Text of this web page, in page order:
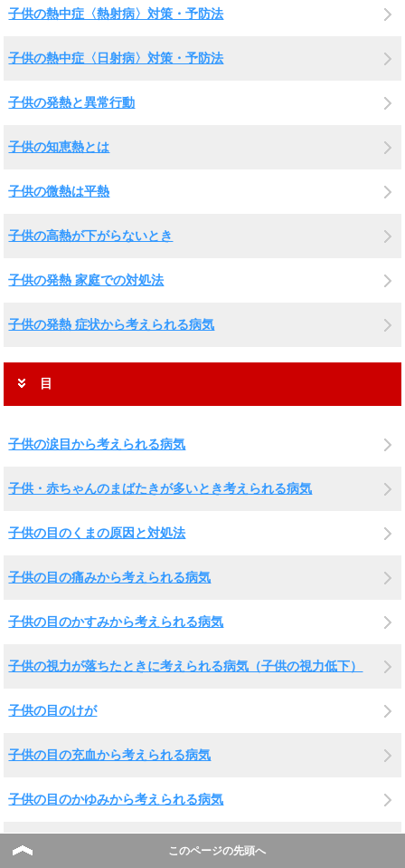
子供の熱中症〈熱射病〉対策・予防法
子供の熱中症〈日射病〉対策・予防法
子供の発熱と異常行動
子供の知恵熱とは
子供の微熱は平熱
子供の高熱が下がらないとき
子供の発熱 家庭での対処法
子供の発熱 症状から考えられる病気
目
子供の涙目から考えられる病気
子供・赤ちゃんのまばたきが多いとき考えられる病気
子供の目のくまの原因と対処法
子供の目の痛みから考えられる病気
子供の目のかすみから考えられる病気
子供の視力が落ちたときに考えられる病気（子供の視力低下）
子供の目のけが
子供の目の充血から考えられる病気
子供の目のかゆみから考えられる病気
子供の目の腫れから考えられる病気
このページの先頭へ